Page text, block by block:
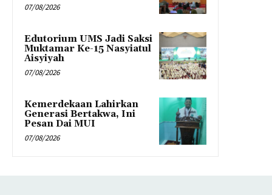
07/08/2026
Edutorium UMS Jadi Saksi
Muktamar Ke-15 Nasyiatul
Aisyiyah
07/08/2026
Kemerdekaan Lahirkan
Generasi Bertakwa, Ini
Pesan Dai MUI
07/08/2026